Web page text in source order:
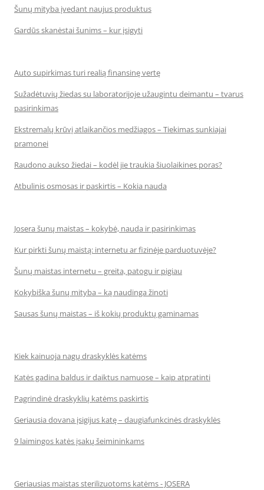
Šunų mityba įvedant naujus produktus
Gardūs skanėstai šunims – kur įsigyti
Auto supirkimas turi realią finansinę vertę
Sužadėtuvių žiedas su laboratorijoje užaugintu deimantu – tvarus
pasirinkimas
Ekstremalų krūvį atlaikančios medžiagos – Tiekimas sunkiajai
pramonei
Raudono aukso žiedai – kodėl jie traukia šiuolaikines poras?
Atbulinis osmosas ir paskirtis – Kokia nauda
Josera šunų maistas – kokybė, nauda ir pasirinkimas
Kur pirkti šunų maistą: internetu ar fizinėje parduotuvėje?
Šunų maistas internetu – greita, patogu ir pigiau
Kokybiška šunų mityba – ką naudinga žinoti
Sausas šunų maistas – iš kokių produktų gaminamas
Kiek kainuoja nagų draskyklės katėms
Katės gadina baldus ir daiktus namuose – kaip atpratinti
Pagrindinė draskyklių katėms paskirtis
Geriausia dovana įsigijus katę – daugiafunkcinės draskyklės
9 laimingos katės įsakų šeimininkams
Geriausias maistas sterilizuotoms katėms - JOSERA